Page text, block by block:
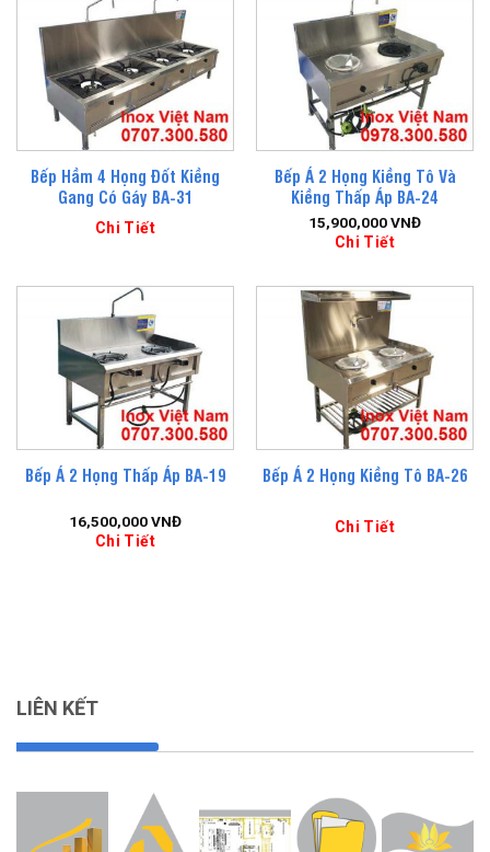
Bếp Hầm 4 Họng Đốt Kiềng
Gang Có Gáy BA-31
Chi Tiết
Bếp Á 2 Họng Kiềng Tô Và
Kiềng Thấp Áp BA-24
15,900,000VNĐ
Chi Tiết
Bếp Á 2 Họng Thấp Áp BA-19
16,500,000VNĐ
Chi Tiết
Bếp Á 2 Họng Kiềng Tô BA-26
Chi Tiết
LIÊN KẾT